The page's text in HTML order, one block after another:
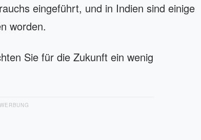
eingeführt, und in Indien sind einige
worden.
Sie für die Zukunft ein wenig
WERBUNG